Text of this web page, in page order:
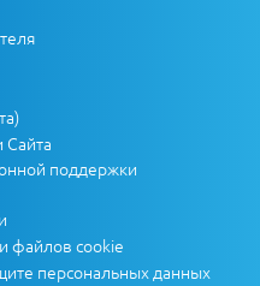
поддержки
файлов cookie
персональных данных